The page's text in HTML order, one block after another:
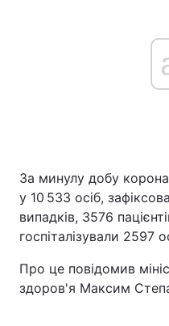
За минулу добу
у 10 533 осіб,
випадків, 3576
госпіталізували 2597
Про це повідомив
здоров'я Максим